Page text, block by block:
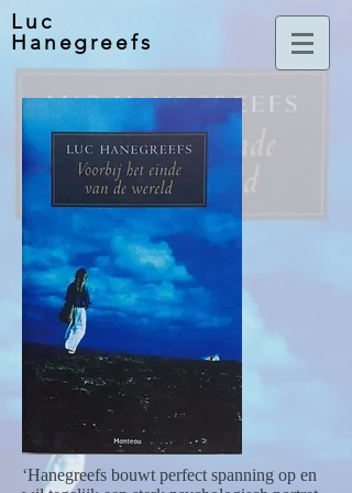
Luc
Hanegreefs
‘Hanegreefs bouwt perfect spanning op en